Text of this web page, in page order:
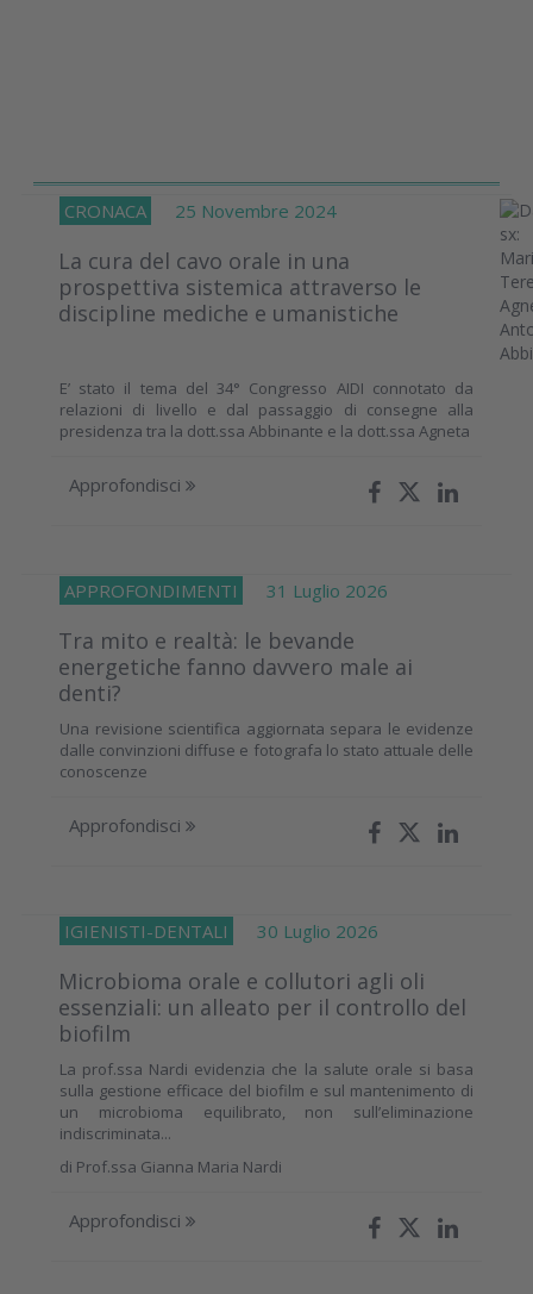
CRONACA 25 Novembre 2024
La cura del cavo orale in una
prospettiva sistemica attraverso le
discipline mediche e umanistiche
E’ stato il tema del 34° Congresso AIDI connotato da
relazioni di livello e dal passaggio di consegne alla
presidenza tra la dott.ssa Abbinante e la dott.ssa Agneta
Approfondisci
APPROFONDIMENTI 31 Luglio 2026
Tra mito e realtà: le bevande
energetiche fanno davvero male ai
denti?
Una revisione scientifica aggiornata separa le evidenze
dalle convinzioni diffuse e fotografa lo stato attuale delle
conoscenze
Approfondisci
IGIENISTI-DENTALI 30 Luglio 2026
Microbioma orale e collutori agli oli
essenziali: un alleato per il controllo del
biofilm
La prof.ssa Nardi evidenzia che la salute orale si basa
sulla gestione efficace del biofilm e sul mantenimento di
un microbioma equilibrato, non sull’eliminazione
indiscriminata...
di Prof.ssa Gianna Maria Nardi
Approfondisci